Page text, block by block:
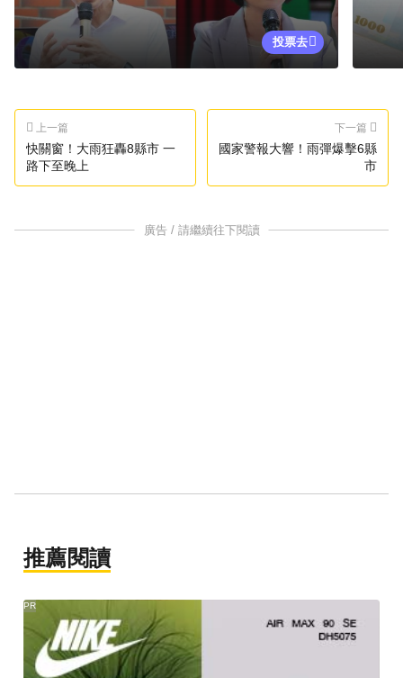
投票去
上一篇
快關窗！大雨狂轟8縣市 一
路下至晚上
下一篇
國家警報大響！雨彈爆擊6縣
市
廣告 / 請繼續往下閱讀
推薦閱讀
PR